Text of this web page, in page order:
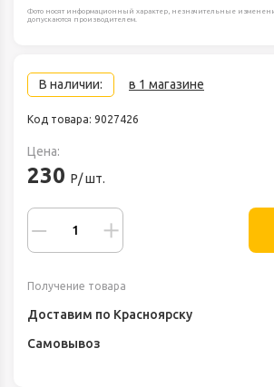
Фото носят информационный характер, незначительные
допускаются производителем.
В наличии: в 1 магазине
Код товара: 9027426
Цена:
230 Р/ шт.
Получение товара
Доставим по Красноярску
Самовывоз